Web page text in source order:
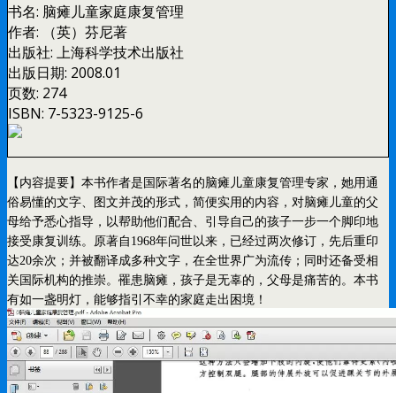
书名: 脑瘫儿童家庭康复管理
作者:
（英）芬尼著
出版社: 上海科学技术出版社
出版日期: 2008.01
页数: 274
ISBN: 7-5323-9125-6
【内容提要】本书作者是国际著名的脑瘫儿童康复管理专家，她用通
俗易懂的文字、图文并茂的形式，简便实用的内容，对脑瘫儿童的父
母给予悉心指导，以帮助他们配合、引导自己的孩子一步一个脚印地
接受康复训练。原著自1968年问世以来，已经过两次修订，先后重印
达20余次；并被翻译成多种文字，在全世界广为流传；同时还备受相
关国际机构的推崇。罹患脑瘫，孩子是无辜的，父母是痛苦的。本书
有如一盏明灯，能够指引不幸的家庭走出困境！